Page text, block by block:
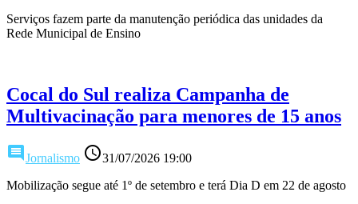
Serviços fazem parte da manutenção periódica das unidades da
Rede Municipal de Ensino
Cocal do Sul realiza Campanha de
Multivacinação para menores de 15 anos
comment Jornalismo access_time31/07/2026 19:00
Mobilização segue até 1º de setembro e terá Dia D em 22 de agosto